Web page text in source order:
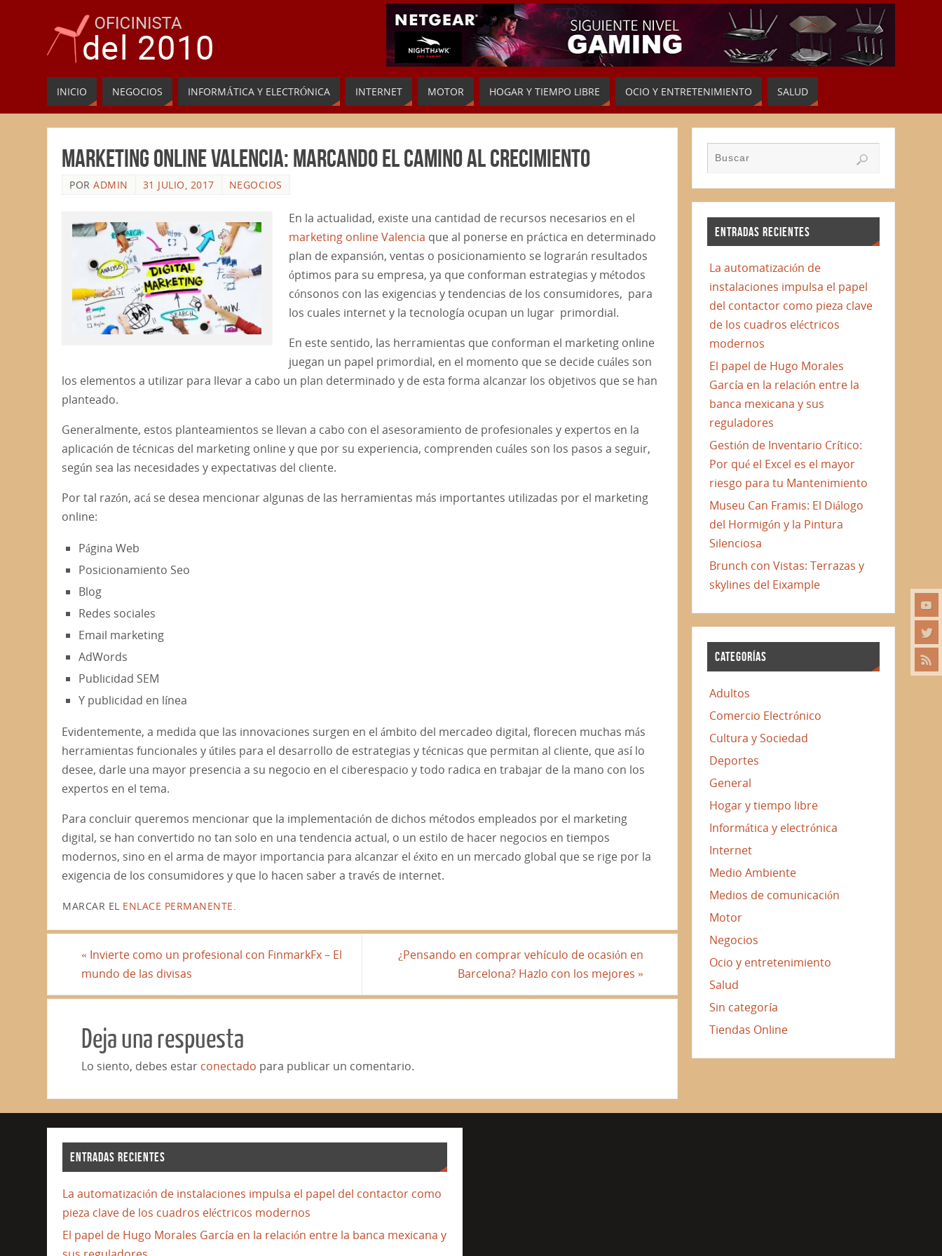
INICIO NEGOCIOS INFORMÁTICA Y ELECTRÓNICA INTERNET MOTOR HOGAR Y TIEMPO LIBRE OCIO Y ENTRETENIMIENTO SALUD
Marketing online Valencia: marcando el camino al crecimiento
POR ADMIN 31 JULIO, 2017 NEGOCIOS
En la actualidad, existe una cantidad de recursos necesarios en el
marketing online Valencia que al ponerse en práctica en determinado
plan de expansión, ventas o posicionamiento se lograrán resultados
óptimos para su empresa, ya que conforman estrategias y métodos
cónsonos con las exigencias y tendencias de los consumidores, para
los cuales internet y la tecnología ocupan un lugar primordial.
En este sentido, las herramientas que conforman el marketing online
juegan un papel primordial, en el momento que se decide cuáles son
los elementos a utilizar para llevar a cabo un plan determinado y de esta forma alcanzar los objetivos que se han
planteado.
Generalmente, estos planteamientos se llevan a cabo con el asesoramiento de profesionales y expertos en la
aplicación de técnicas del marketing online y que por su experiencia, comprenden cuáles son los pasos a seguir,
según sea las necesidades y expectativas del cliente.
Por tal razón, acá se desea mencionar algunas de las herramientas más importantes utilizadas por el marketing
online:
Página Web
Posicionamiento Seo
Blog
Redes sociales
Email marketing
AdWords
Publicidad SEM
Y publicidad en línea
Evidentemente, a medida que las innovaciones surgen en el ámbito del mercadeo digital, florecen muchas más
herramientas funcionales y útiles para el desarrollo de estrategias y técnicas que permitan al cliente, que así lo
desee, darle una mayor presencia a su negocio en el ciberespacio y todo radica en trabajar de la mano con los
expertos en el tema.
Para concluir queremos mencionar que la implementación de dichos métodos empleados por el marketing
digital, se han convertido no tan solo en una tendencia actual, o un estilo de hacer negocios en tiempos
modernos, sino en el arma de mayor importancia para alcanzar el éxito en un mercado global que se rige por la
exigencia de los consumidores y que lo hacen saber a través de internet.
MARCAR EL ENLACE PERMANENTE
« Invierte como un profesional con FinmarkFx – El
mundo de las divisas
¿Pensando en comprar vehículo de ocasión en
Barcelona? Hazlo con los mejores »
Deja una respuesta
Lo siento, debes estar conectado para publicar un comentario.
ENTRADAS RECIENTES
La automatización de
instalaciones impulsa el papel
del contactor como pieza clave
de los cuadros eléctricos
modernos
El papel de Hugo Morales
García en la relación entre la
banca mexicana y sus
reguladores
Gestión de Inventario Crítico:
Por qué el Excel es el mayor
riesgo para tu Mantenimiento
Museu Can Framis: El Diálogo
del Hormigón y la Pintura
Silenciosa
Brunch con Vistas: Terrazas y
skylines del Eixample
CATEGORÍAS
Adultos
Comercio Electrónico
Cultura y Sociedad
Deportes
General
Hogar y tiempo libre
Informática y electrónica
Internet
Medio Ambiente
Medios de comunicación
Motor
Negocios
Ocio y entretenimiento
Salud
Sin categoría
Tiendas Online
ENTRADAS RECIENTES
La automatización de instalaciones impulsa el papel del contactor como
pieza clave de los cuadros eléctricos modernos
El papel de Hugo Morales García en la relación entre la banca mexicana y